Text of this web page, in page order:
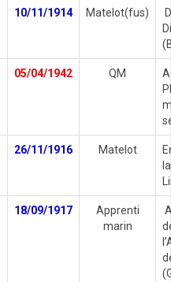
10/11/1914 Matelot(fus)
05/04/1942 QM
26/11/1916 Matelot
18/09/1917
Apprenti
marin